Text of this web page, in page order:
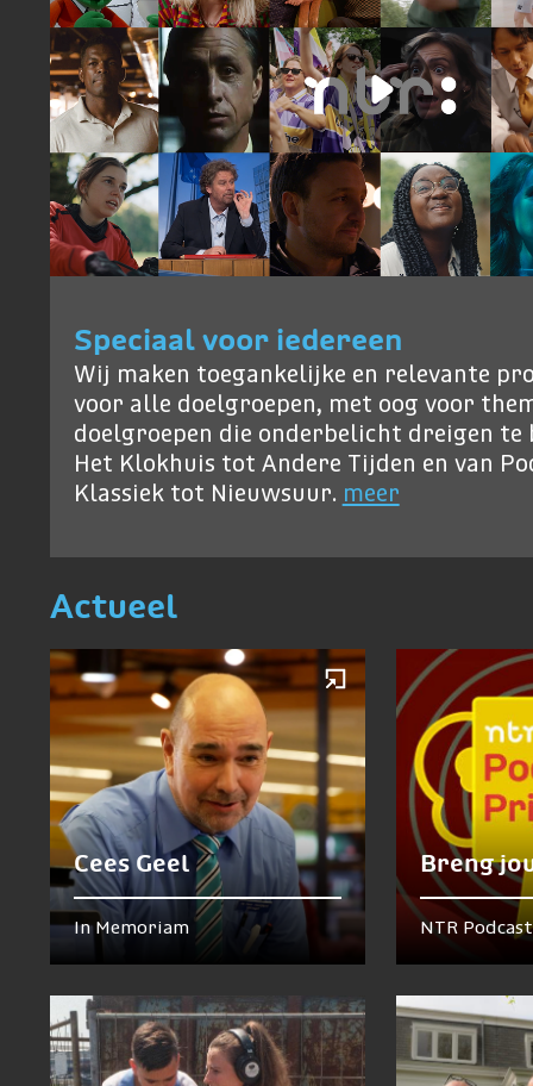
Speciaal voor iedereen
Wij maken toegankelijke en relevante
voor alle doelgroepen, met oog voor
doelgroepen die onderbelicht dreigen te
Het Klokhuis tot Andere Tijden en van
Klassiek tot Nieuwsuur. meer
Actueel
Cees Geel
In Memoriam
Breng
NTR